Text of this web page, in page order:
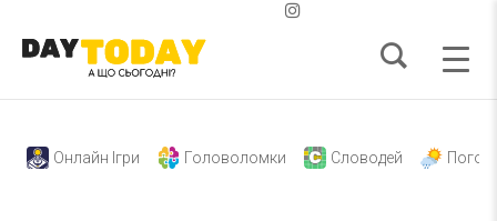
Онлайн Ігри Головоломки Словодей